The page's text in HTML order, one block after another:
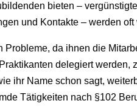
bieten –
und Kontakte – werden
da ihnen die
delegiert
ihr Name schon sagt,
Tätigkeiten nach §102